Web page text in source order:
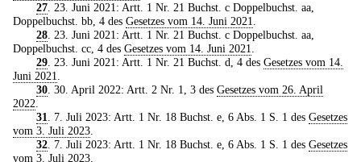
27. 23. Juni 2021: Artt. 1 Nr. 21 Buchst. c Doppelbuchst. aa,
Doppelbuchst. bb, 4 des Gesetzes vom 14. Juni 2021.
28. 23. Juni 2021: Artt. 1 Nr. 21 Buchst. c Doppelbuchst. aa,
Doppelbuchst. cc, 4 des Gesetzes vom 14. Juni 2021.
29. 23. Juni 2021: Artt. 1 Nr. 21 Buchst. d, 4 des Gesetzes vom 14.
Juni 2021.
30. 30. April 2022: Artt. 2 Nr. 1, 3 des Gesetzes vom 26. April
2022.
31. 7. Juli 2023: Artt. 1 Nr. 18 Buchst. e, 6 Abs. 1 S. 1 des Gesetzes
vom 3. Juli 2023.
32. 7. Juli 2023: Artt. 1 Nr. 18 Buchst. e, 6 Abs. 1 S. 1 des Gesetzes
vom 3. Juli 2023.